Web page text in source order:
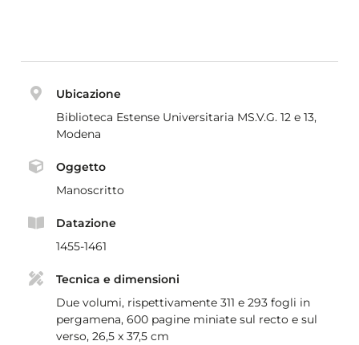
Ubicazione
Biblioteca Estense Universitaria MS.V.G. 12 e 13,
Modena
Oggetto
Manoscritto
Datazione
1455-1461
Tecnica e dimensioni
Due volumi, rispettivamente 311 e 293 fogli in
pergamena, 600 pagine miniate sul recto e sul
verso, 26,5 x 37,5 cm